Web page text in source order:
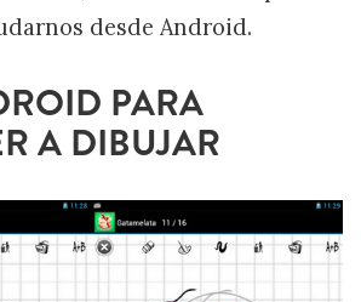
desde Android.
PARA
A DIBUJAR